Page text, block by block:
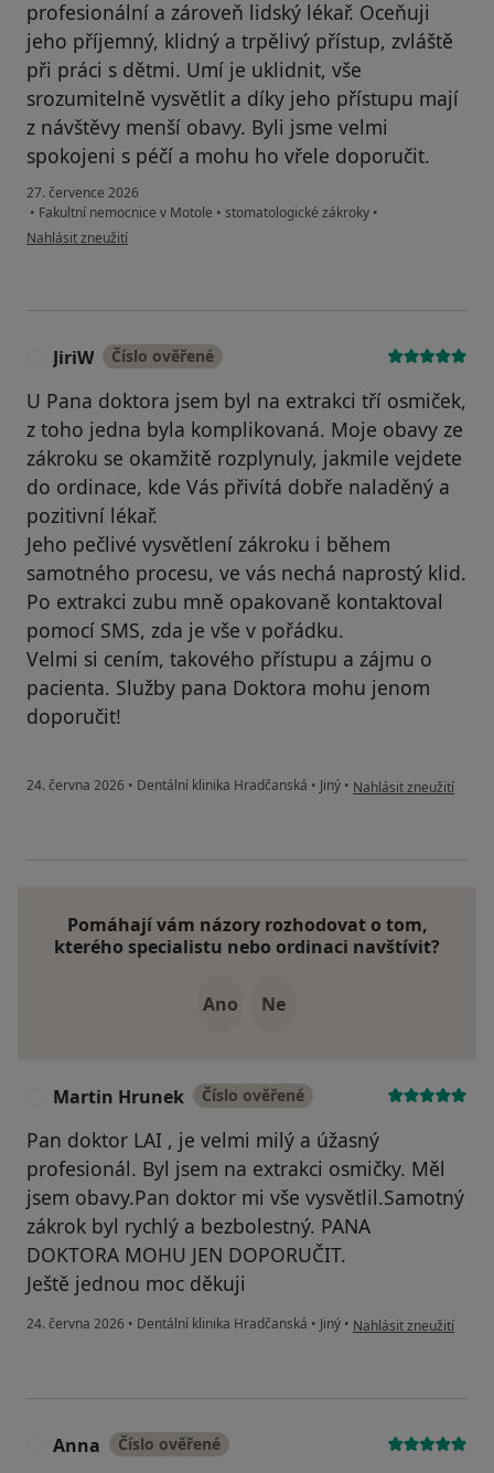
profesionální a zároveň lidský lékař. Oceňuji
jeho příjemný, klidný a trpělivý přístup, zvláště
při práci s dětmi. Umí je uklidnit, vše
srozumitelně vysvětlit a díky jeho přístupu mají
z návštěvy menší obavy. Byli jsme velmi
spokojeni s péčí a mohu ho vřele doporučit.
27. července 2026
• Fakultní nemocnice v Motole • stomatologické zákroky •
podle názoru uživatele MichaelaP.
Nahlásit zneužití
JiriW Číslo ověřené
U Pana doktora jsem byl na extrakci tří osmiček,
z toho jedna byla komplikovaná. Moje obavy ze
zákroku se okamžitě rozplynuly, jakmile vejdete
do ordinace, kde Vás přivítá dobře naladěný a
pozitivní lékař.
Jeho pečlivé vysvětlení zákroku i během
samotného procesu, ve vás nechá naprostý klid.
Po extrakci zubu mně opakovaně kontaktoval
pomocí SMS, zda je vše v pořádku.
Velmi si cením, takového přístupu a zájmu o
pacienta. Služby pana Doktora mohu jenom
doporučit!
24. června 2026 • Dentální klinika Hradčanská • Jiný • podle názoru uživatele
Nahlásit zneužití
Pomáhají vám názory rozhodovat o tom,
kterého specialistu nebo ordinaci navštívit?
Ano Ne
Martin Hrunek Číslo ověřené
Pan doktor LAI , je velmi milý a úžasný
profesionál. Byl jsem na extrakci osmičky. Měl
jsem obavy.Pan doktor mi vše vysvětlil.Samotný
zákrok byl rychlý a bezbolestný. PANA
DOKTORA MOHU JEN DOPORUČIT.
Ještě jednou moc děkuji
24. června 2026 • Dentální klinika Hradčanská • Jiný • podle názoru
Nahlásit zneužití
Anna Číslo ověřené